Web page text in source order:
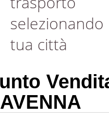
selezionando
tua città